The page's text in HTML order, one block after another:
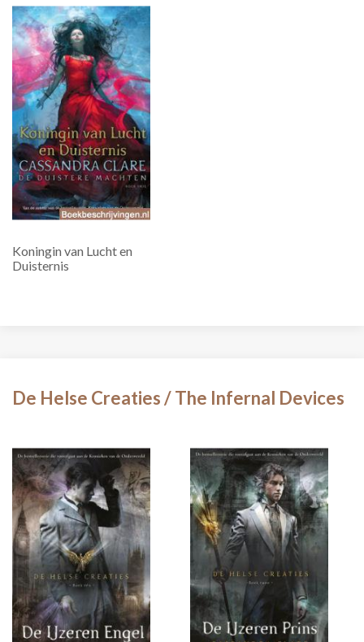
Koningin van Lucht en
Duisternis
De Helse Creaties / The Infernal Devices